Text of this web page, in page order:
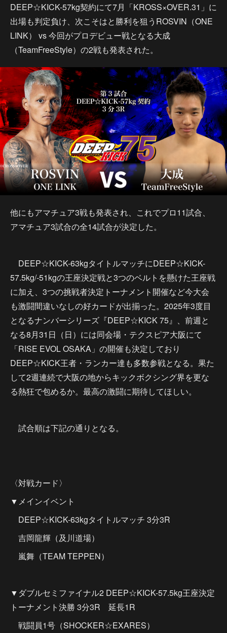
DEEP☆KICK-57kg契約にて7月「KROSS×OVER.31」に
出場も判定負け、次こそはと勝利を狙うROSVIN（ONE
LINK） vs 今回がプロデビュー戦となる大成
（TeamFreeStyle）の2戦も発表された。
他にもアマチュア3戦も発表され、これでプロ11試合、
アマチュア3試合の全14試合が決定した。
DEEP☆KICK-63kgタイトルマッチにDEEP☆KICK-
57.5kg/-51kgの王座決定戦と3つのベルトを懸けた王座戦
に加え、3つの挑戦者決定トーナメント開催など今大会
も激闘間違いなしの好カードが出揃った。2025年3度目
となるナンバーシリーズ『DEEP☆KICK 75』、前週と
なる8月31日（日）には同会場・テクスピア大阪にて
「RISE EVOL OSAKA」の開催も決定しており
DEEP☆KICK王者・ランカー達も多数参戦となる。果た
して2週連続で大阪の地からキックボクシング界を更な
る熱狂で包めるか。最高の激闘に期待してほしい。
試合順は下記の通りとなる。
〈対戦カード〉
▼メインイベント
DEEP☆KICK-63kgタイトルマッチ 3分3R
吉岡龍輝（及川道場）
嵐舞（TEAM TEPPEN）
▼ダブルセミファイナル2 DEEP☆KICK-57.5kg王座決定
トーナメント決勝 3分3R 延長1R
戦闘員1号（SHOCKER☆EXARES）